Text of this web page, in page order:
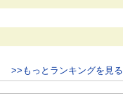
>>もっとランキングを見る